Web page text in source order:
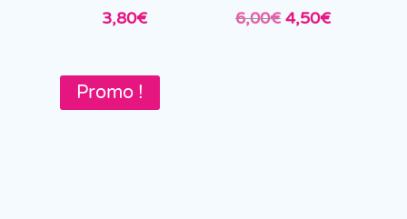
3,80€ 6,00€ Le
4,50€Le
Promo !